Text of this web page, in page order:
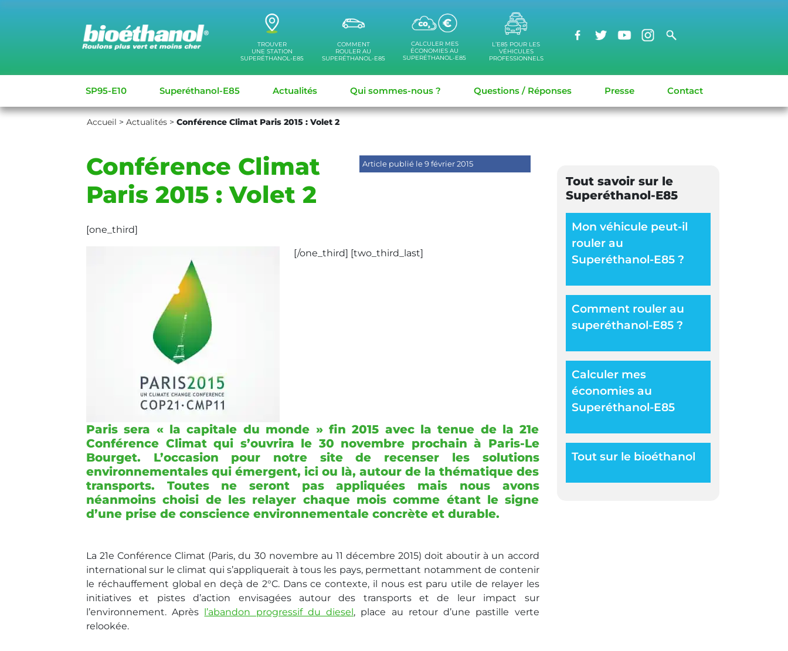
TROUVER
UNE STATION
SUPERÉTHANOL-E85
COMMENT
ROULER AU
SUPERÉTHANOL-E85
CALCULER MES
ÉCONOMIES AU
SUPERÉTHANOL-E85
L’E85 POUR LES
VÉHICULES
PROFESSIONNELS
SP95-E10 Superéthanol-E85 Actualités Qui sommes-nous ? Questions / Réponses Presse Contact
Accueil > Actualités > Conférence Climat Paris 2015 : Volet 2
Conférence Climat
Paris 2015 : Volet 2
Article publié le 9 février 2015
[one_third]
[/one_third] [two_third_last]
Paris sera « la capitale du monde » fin 2015 avec la tenue de la 21e
Conférence Climat qui s’ouvrira le 30 novembre prochain à Paris-Le
Bourget. L’occasion pour notre site de recenser les solutions
environnementales qui émergent, ici ou là, autour de la thématique des
transports. Toutes ne seront pas appliquées mais nous avons
néanmoins choisi de les relayer chaque mois comme étant le signe
d’une prise de conscience environnementale concrète et durable.
La 21e Conférence Climat (Paris, du 30 novembre au 11 décembre 2015) doit aboutir à un accord
international sur le climat qui s’appliquerait à tous les pays, permettant notamment de contenir
le réchauffement global en deçà de 2°C. Dans ce contexte, il nous est paru utile de relayer les
initiatives et pistes d’action envisagées autour des transports et de leur impact sur
l’environnement. Après l’abandon progressif du diesel, place au retour d’une pastille verte
relookée.
Tout savoir sur le
Superéthanol-E85
Mon véhicule peut-il
rouler au
Superéthanol-E85 ?
Comment rouler au
superéthanol-E85 ?
Calculer mes
économies au
Superéthanol-E85
Tout sur le bioéthanol